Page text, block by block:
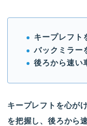
キープレフト
バックミラー
後ろから速い
キープレフトを心が
を把握し、後ろから